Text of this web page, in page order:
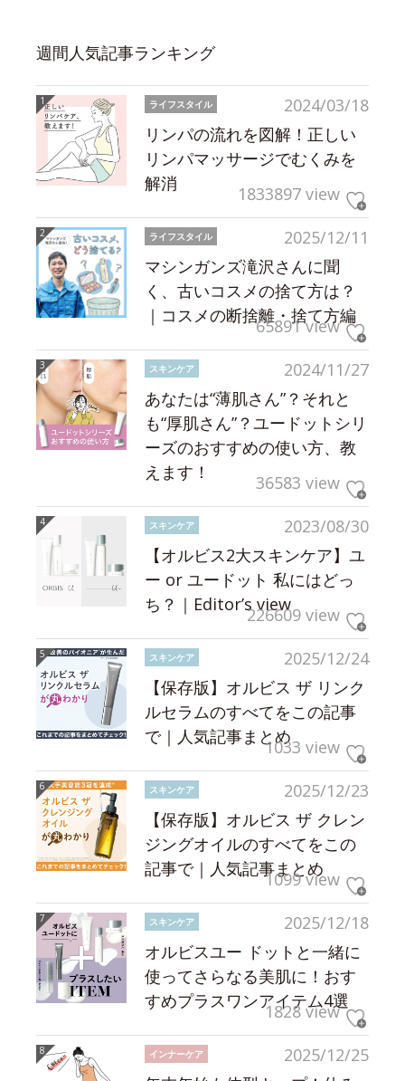
週間人気記事ランキング
2024/03/18
ライフスタイル
リンパの流れを図解！正しい
リンパマッサージでむくみを
解消
1833897 view
2025/12/11
ライフスタイル
マシンガンズ滝沢さんに聞
く、古いコスメの捨て方は？
｜コスメの断捨離・捨て方編
65891 view
2024/11/27
スキンケア
あなたは“薄肌さん”？それと
も“厚肌さん”？ユードットシリ
ーズのおすすめの使い方、教
えます！
36583 view
2023/08/30
スキンケア
【オルビス2大スキンケア】ユ
ー or ユードット 私にはどっ
ち？｜Editor’s view226609 view
2025/12/24
スキンケア
【保存版】オルビス ザ リンク
ルセラムのすべてをこの記事
で｜人気記事まとめ1033 view
2025/12/23
スキンケア
【保存版】オルビス ザ クレン
ジングオイルのすべてをこの
記事で｜人気記事まとめ
1099 view
2025/12/18
スキンケア
オルビスユー ドットと一緒に
使ってさらなる美肌に！おす
すめプラスワンアイテム4選
1828 view
2025/12/25
インナーケア